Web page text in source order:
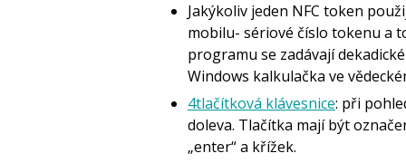
Jakýkoliv jeden NFC token
mobilu- sériové číslo tokenu a
programu se zadávají
Windows kalkulačka ve
4tlačítková klávesnice: při
doleva. Tlačítka mají být
„enter“ a křížek.